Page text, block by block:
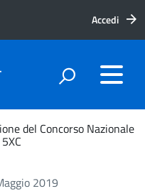
Accedi
del Concorso Nazionale
2019